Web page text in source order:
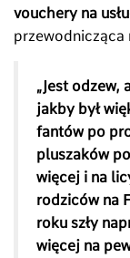
vouchery na
przewodnicząca
„Jest odzew,
jakby był
fantów po
pluszaków
więcej i na
rodziców na
roku szły
więcej na